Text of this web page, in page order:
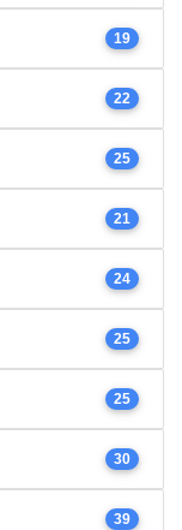
19
22
25
21
24
25
25
30
39